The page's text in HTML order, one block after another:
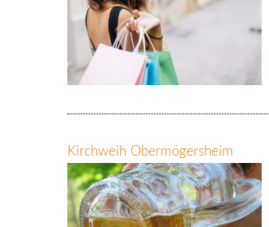
Kirchweih Obermögersheim